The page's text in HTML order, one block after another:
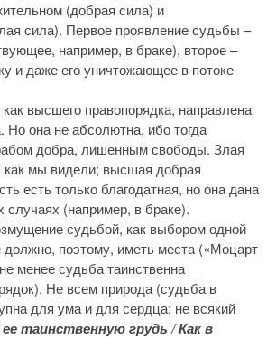
(добрая сила) и
сила). Первое проявление судьбы –
например, в браке), второе –
и даже его уничтожающее в потоке
высшего правопорядка, направлена
Но она не абсолютна, ибо тогда
добра, лишенным свободы. Злая
как мы видели; высшая добрая
есть только благодатная, но она дана
(например, в браке).
судьбой, как выбором одной
должно, поэтому, иметь места («Моцарт
менее судьба таинственна
Не всем природа (судьба в
для ума и для сердца; не всякий
таинственную грудь / Как в